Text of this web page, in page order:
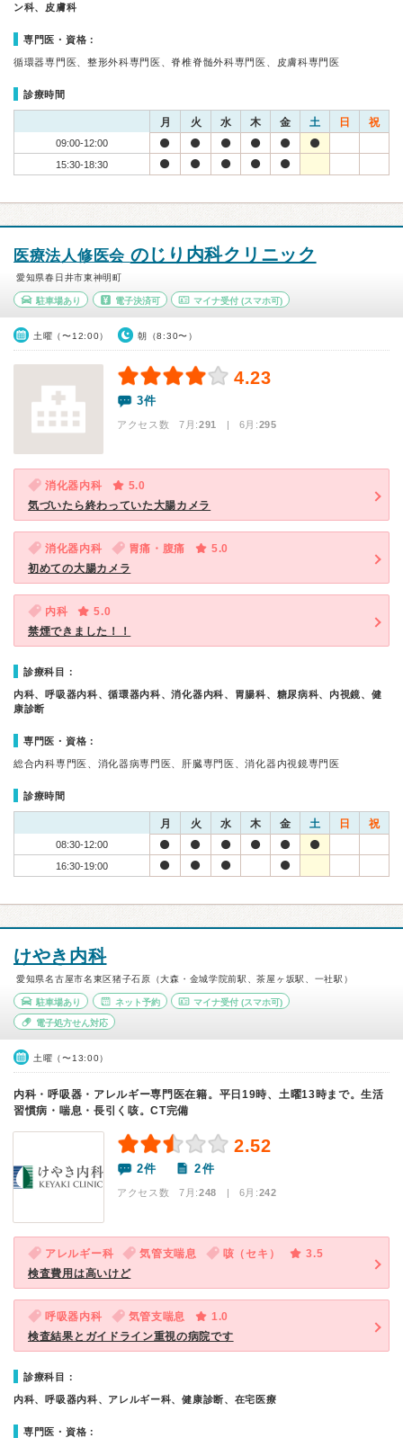
ン科、皮膚科
専門医・資格：
循環器専門医、整形外科専門医、脊椎脊髄外科専門医、皮膚科専門医
診療時間
月 火 水 木 金 土 日 祝
09:00-12:00
15:30-18:30
医療法人修医会 のじり内科クリニック
愛知県春日井市東神明町
駐車場あり 電子決済可 マイナ受付 (スマホ可)
土曜（〜12:00） 朝（8:30〜）
4.23
3件
アクセス数 7月:291 | 6月:295
消化器内科
5.0
気づいたら終わっていた大腸カメラ
消化器内科 胃痛・腹痛
5.0
初めての大腸カメラ
内科
5.0
禁煙できました！！
診療科目：
内科、呼吸器内科、循環器内科、消化器内科、胃腸科、糖尿病科、内視鏡、健
康診断
専門医・資格：
総合内科専門医、消化器病専門医、肝臓専門医、消化器内視鏡専門医
診療時間
月 火 水 木 金 土 日 祝
08:30-12:00
16:30-19:00
けやき内科
愛知県名古屋市名東区猪子石原（大森・金城学院前駅、茶屋ヶ坂駅、一社駅）
駐車場あり ネット予約 マイナ受付 (スマホ可)
電子処方せん対応
土曜（〜13:00）
内科・呼吸器・アレルギー専門医在籍。平日19時、土曜13時まで。生活
習慣病・喘息・長引く咳。CT完備
2.52
2件 2件
アクセス数 7月:248 | 6月:242
アレルギー科 気管支喘息 咳（セキ）
3.5
検査費用は高いけど
呼吸器内科 気管支喘息
1.0
検査結果とガイドライン重視の病院です
診療科目：
内科、呼吸器内科、アレルギー科、健康診断、在宅医療
専門医・資格：